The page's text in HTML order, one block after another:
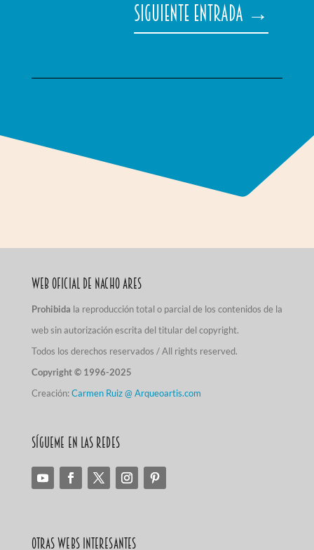
Siguiente entrada →
Web Oficial de Nacho Ares
Prohibida la reproducción total o parcial de los contenidos de la
web sin autorización escrita del titular del copyright.
Todos los derechos reservados / All rights reserved.
Copyright © 1996-2025
Creación:Carmen Ruiz @ Arqueoartis.com
Sígueme en las redes
Otras Webs Interesantes